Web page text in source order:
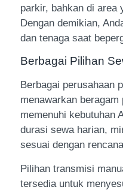
parkir, bahkan di area
Dengan demikian,
dan tenaga saat
Berbagai Pilihan
Berbagai perusahaan
menawarkan
memenuhi kebutuhan
durasi sewa harian,
sesuai dengan
Pilihan transmisi
tersedia untuk